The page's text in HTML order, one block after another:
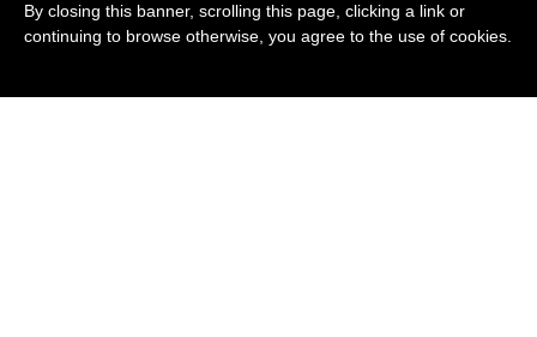
By closing this banner, scrolling this page, clicking a link or
continuing to browse otherwise, you agree to the use of cookies.